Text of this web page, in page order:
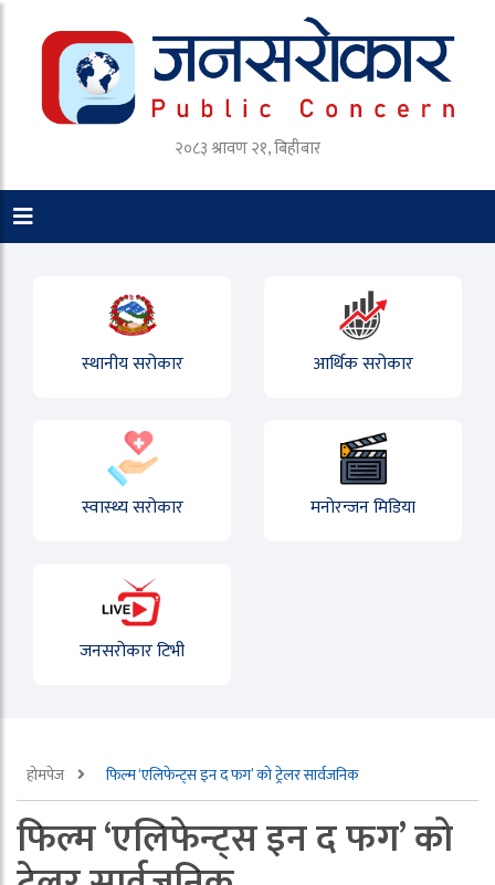
२०८३ श्रावण २१, बिहीबार
स्थानीय सरोकार आर्थिक सरोकार
स्वास्थ्य सरोकार मनोरन्जन मिडिया
जनसरोकार टिभी
होमपेज फिल्म ‘एलिफेन्ट्स इन द फग’ को ट्रेलर सार्वजनिक
फिल्म ‘एलिफेन्ट्स इन द फग’ को